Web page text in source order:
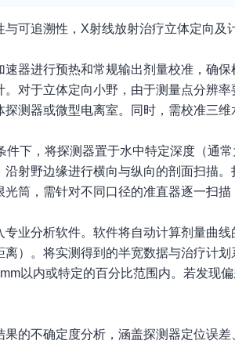
可追溯性，X射线放射治疗立体定向及
速器进行预热和常规输出剂量校准，确
。对于立体定向小野，由于测量点分辨
测器或微型电离室。同时，需校准三
件下，将探测器置于水中特定深度（通
射野边缘进行横向与纵向的剖面扫描
筒，需针对不同口径的准直器逐一扫
业分析软件。软件将自动计算剂量曲
离）。将实测得到的半宽数据与治疗计
以内或特定的百分比范围内。若发现
果的不确定度分析，涵盖探测器定位误